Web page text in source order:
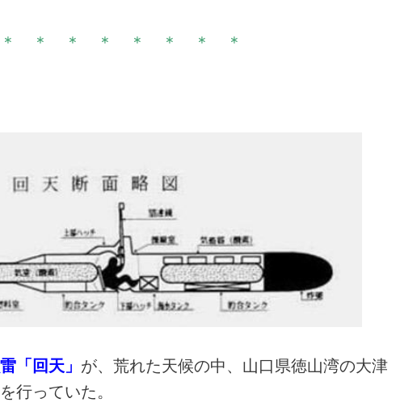
＊ ＊ ＊ ＊ ＊ ＊ ＊
「回天」 が、荒れた天候の中、山口県徳山湾の大津
行っていた。